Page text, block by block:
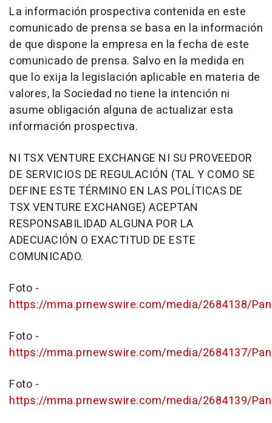
La información prospectiva contenida en este
comunicado de prensa se basa en la información
de que dispone la empresa en la fecha de este
comunicado de prensa. Salvo en la medida en
que lo exija la legislación aplicable en materia de
valores, la Sociedad no tiene la intención ni
asume obligación alguna de actualizar esta
información prospectiva.
NI TSX VENTURE EXCHANGE NI SU PROVEEDOR
DE SERVICIOS DE REGULACIÓN (TAL Y COMO SE
DEFINE ESTE TÉRMINO EN LAS POLÍTICAS DE
TSX VENTURE EXCHANGE) ACEPTAN
RESPONSABILIDAD ALGUNA POR LA
ADECUACIÓN O EXACTITUD DE ESTE
COMUNICADO.
Foto -
https://mma.prnewswire.com/media/2684138/
Foto -
https://mma.prnewswire.com/media/2684137/
Foto -
https://mma.prnewswire.com/media/2684139/